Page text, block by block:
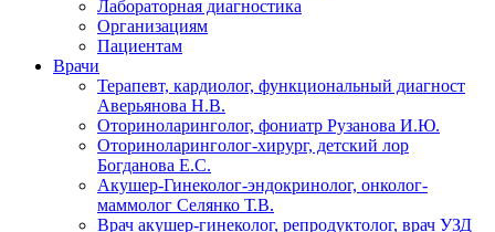
Лабораторная диагностика
Организациям
Пациентам
Врачи
Терапевт, кардиолог, функциональный диагност
Аверьянова Н.В.
Оториноларинголог, фониатр Рузанова И.Ю.
Оториноларинголог-хирург, детский лор
Богданова Е.С.
Акушер-Гинеколог-эндокринолог, онколог-
маммолог Селянко Т.В.
Врач акушер-гинеколог, репродуктолог, врач УЗД